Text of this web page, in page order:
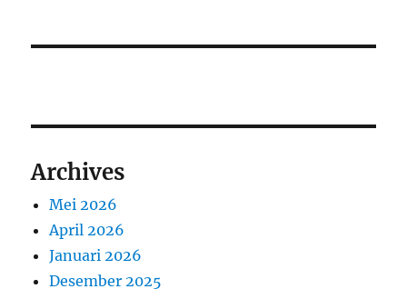
Archives
Mei 2026
April 2026
Januari 2026
Desember 2025